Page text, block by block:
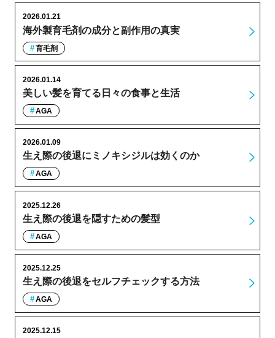
海外製育毛剤の成分と副作用の真実
2026.01.21
育毛剤
美しい髪を育てる日々の食事と生活
2026.01.14
AGA
生え際の後退にミノキシジルは効くのか
2026.01.09
AGA
生え際の後退を隠すための髪型
2025.12.26
AGA
生え際の後退をセルフチェックする方法
2025.12.25
AGA
2025.12.15